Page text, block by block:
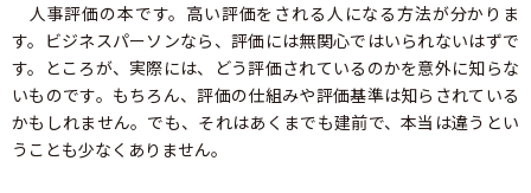
人事評価の本です。高い評価をされる人になる方法が分かりま
す。ビジネスパーソンなら、評価には無関心ではいられないはずで
す。ところが、実際には、どう評価されているのかを意外に知らな
いものです。もちろん、評価の仕組みや評価基準は知らされている
かもしれません。でも、それはあくまでも建前で、本当は違うとい
うことも少なくありません。